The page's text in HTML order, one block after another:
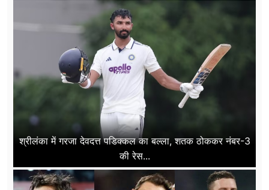
श्रीलंका में गरजा देवदत्त पडिक्कल का बल्ला, शतक ठोककर नंबर-3
की रेस...